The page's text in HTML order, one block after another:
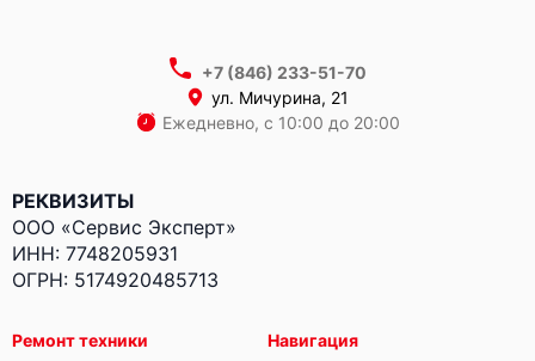
+7 (846) 233-51-70
ул. Мичурина, 21
Ежедневно, с 10:00 до 20:00
РЕКВИЗИТЫ
ООО «Сервис Эксперт»
ИНН: 7748205931
ОГРН: 5174920485713
Ремонт техники
Навигация